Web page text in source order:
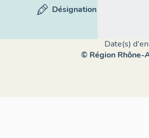
Désignation
Date(s)
© Région Rhône-